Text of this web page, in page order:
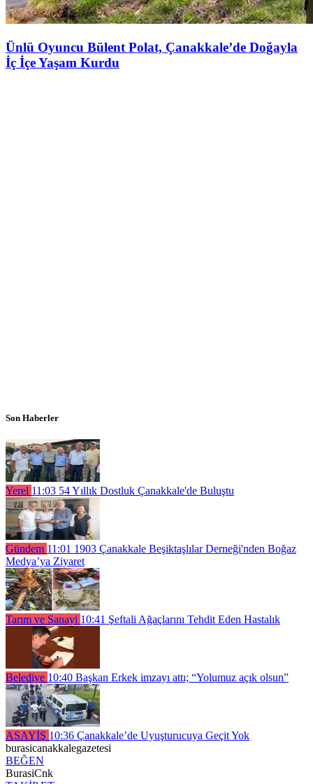
Ünlü Oyuncu Bülent Polat, Çanakkale’de Doğayla
İç İçe Yaşam Kurdu
Son Haberler
Yerel 11:03 54 Yıllık Dostluk Çanakkale'de Buluştu
Gündem 11:01 1903 Çanakkale Beşiktaşlılar Derneği'nden Boğaz
Medya’ya Ziyaret
Tarım ve Sanayi 10:41 Şeftali Ağaçlarını Tehdit Eden Hastalık
Belediye 10:40 Başkan Erkek imzayı attı; “Yolumuz açık olsun”
ASAYİŞ 10:36 Çanakkale’de Uyuşturucuya Geçit Yok
burasicanakkalegazetesi
BEĞEN
BurasiCnk